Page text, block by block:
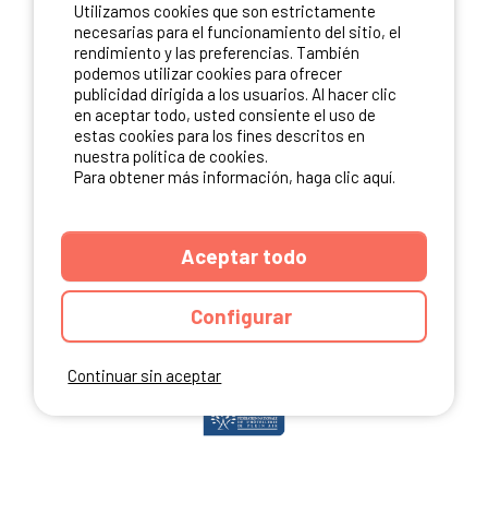
ME INSCRIBO
NUESTROS PARTNERS
Continuar sin aceptar
Utilizamos cookies que son estrictamente
necesarias para el funcionamiento del sitio, el
rendimiento y las preferencias. También
podemos utilizar cookies para ofrecer
publicidad dirigida a los usuarios. Al hacer clic
en aceptar todo, usted consiente el uso de
estas cookies para los fines descritos en
nuestra política de cookies.
Para obtener más información, haga clic aquí.
Aceptar todo
Configurar